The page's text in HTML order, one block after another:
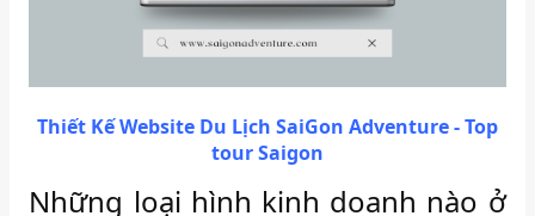
Thiết Kế Website Du Lịch SaiGon Adventure - Top
tour Saigon
Những loại hình kinh doanh nào ở